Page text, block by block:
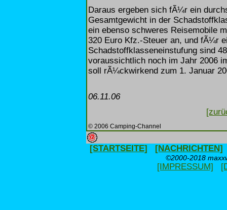
Daraus ergeben sich fÃ¼r ein
Gesamtgewicht in der
ein ebenso schweres Reisemobile
320 Euro Kfz.-Steuer an, und fÃ¼r
Schadstoffklasseneinstufung sind
voraussichtlich noch im Jahr 2006
soll rÃ¼ckwirkend zum 1. Januar
06.11.06
© 2006 Camping-Channel
[STARTSEITE] [NACHRICHTEN]
©2000-2018
[IMPRESSUM]